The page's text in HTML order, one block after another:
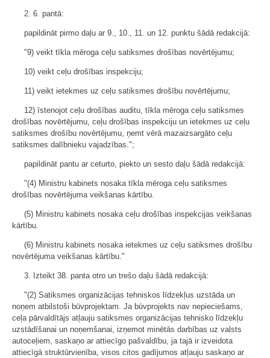
2. 6. pantā:
papildināt pirmo daļu ar 9., 10., 11. un 12. punktu šādā redakcijā:
"9) veikt tīkla mēroga ceļu satiksmes drošības novērtējumu;
10) veikt ceļu drošības inspekciju;
11) veikt ietekmes uz ceļu satiksmes drošību novērtējumu;
12) īstenojot ceļu drošības auditu, tīkla mēroga ceļu satiksmes
drošības novērtējumu, ceļu drošības inspekciju un ietekmes uz ceļu
satiksmes drošību novērtējumu, ņemt vērā mazaizsargāto ceļu
satiksmes dalībnieku vajadzības.";
papildināt pantu ar ceturto, piekto un sesto daļu šādā redakcijā:
"(4) Ministru kabinets nosaka tīkla mēroga ceļu satiksmes
drošības novērtējuma veikšanas kārtību.
(5) Ministru kabinets nosaka ceļu drošības inspekcijas veikšanas
kārtību.
(6) Ministru kabinets nosaka ietekmes uz ceļu satiksmes drošību
novērtējuma veikšanas kārtību."
3. Izteikt 38. panta otro un trešo daļu šādā redakcijā:
"(2) Satiksmes organizācijas tehniskos līdzekļus uzstāda un
noņem atbilstoši būvprojektam. Ja būvprojekts nav nepieciešams,
ceļa pārvaldītājs atļauju satiksmes organizācijas tehnisko līdzekļu
uzstādīšanai un noņemšanai, izņemot minētās darbības uz valsts
autoceļiem, saskaņo ar attiecīgo pašvaldību, ja tajā ir izveidota
attiecīgā struktūrvienība, visos citos gadījumos atļauju saskaņo ar